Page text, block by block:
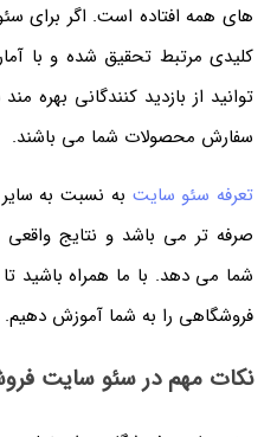
های همه افتاده است. اگر برای
کلیدی مرتبط تحقیق شده و با
توانید از بازدید کنندگانی بهره
سفارش محصولات شما می باشند.
تعرفه سئو سایتبه نسبت به سایر
صرفه تر می باشد و نتایج
شما می دهد. با ما همراه باشید
فروشگاهی را به شما آموزش دهیم.
نکات مهم در سئو سایت